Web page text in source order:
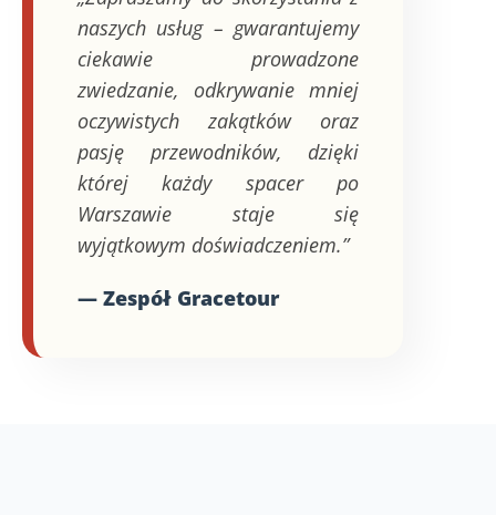
naszych usług – gwarantujemy
ciekawie prowadzone
zwiedzanie, odkrywanie mniej
oczywistych zakątków oraz
pasję przewodników, dzięki
której każdy spacer po
Warszawie staje się
wyjątkowym doświadczeniem.”
— Zespół Gracetour